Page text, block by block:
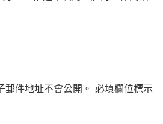
件地址不會公開。 必填欄位標示